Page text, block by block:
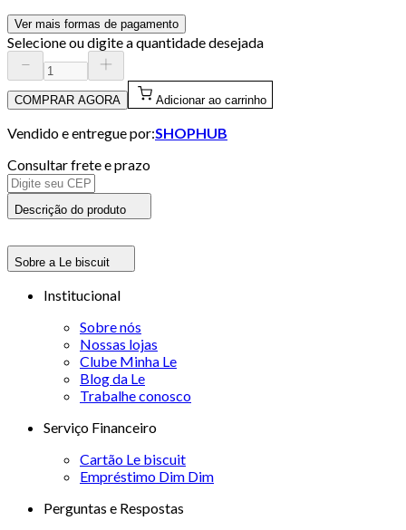
Ver mais formas de pagamento
Selecione ou digite a quantidade desejada
COMPRAR AGORA Adicionar ao carrinho
Vendido e entregue por:SHOPHUB
Consultar frete e prazo
Descrição do produto
Sobre a Le biscuit
Institucional
Sobre nós
Nossas lojas
Clube Minha Le
Blog da Le
Trabalhe conosco
Serviço Financeiro
Cartão Le biscuit
Empréstimo Dim Dim
Perguntas e Respostas